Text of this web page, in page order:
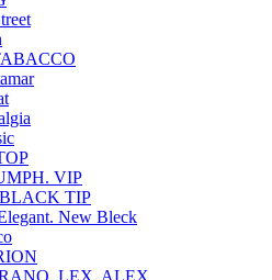
VIP
TIP
New Bleck
LEX, ALEX